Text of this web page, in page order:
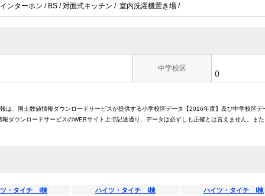
ンターホン / BS / 対面式キッチン / 室内洗濯機置き場 /
中学校区
()
は、国土数値情報ダウンロードサービスが提供する小学校区データ【2016年度】及び中学校区
ダウンロードサービスのWEBサイト上で記述通り、データは必ずしも正確とは言えません。ま
・タイチ Ⅰ棟 ハイツ・タイチ Ⅰ棟 ハイツ・タイチ Ⅰ棟